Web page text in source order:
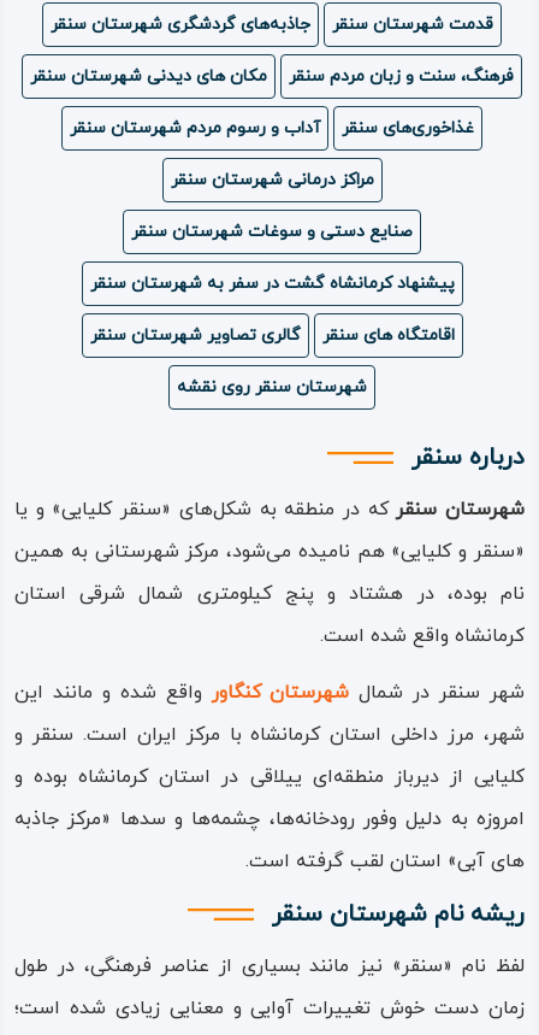
ویدئو
درباره
قدمت شهرستان سنقر جاذبه‌های گردشگری شهرستان سنقر
فرهنگ، سنت و زبان مردم سنقر مکان های دیدنی شهرستان سنقر
غذاخوری‌های سنقر آداب و رسوم مردم شهرستان سنقر
مراکز درمانی شهرستان سنقر
صنایع دستی و سوغات شهرستان سنقر
پیشنهاد کرمانشاه گشت در سفر به شهرستان سنقر
اقامتگاه های سنقر گالری تصاویر شهرستان سنقر
شهرستان سنقر روی نقشه
درباره سنقر
شهرستان سنقرکه در منطقه به شکل‌های «سنقر کلیایی» و یا
«سنقر و کلیایی» هم نامیده می‌شود، مرکز شهرستانی به همین
نام بوده، در هشتاد و پنج کیلومتری شمال شرقی استان
کرمانشاه واقع شده است.
شهر سنقر در شمال شهرستان کنگاورواقع شده و مانند این
شهر، مرز داخلی استان کرمانشاه با مرکز ایران است. سنقر و
کلیایی از دیرباز منطقه‌ای ییلاقی در استان کرمانشاه بوده و
امروزه به دلیل وفور رودخانه‌ها، چشمه‌ها و سدها «مرکز جاذبه
های آبی» استان لقب گرفته است.
ریشه نام شهرستان سنقر
لفظ نام «سنقر» نیز مانند بسیاری از عناصر فرهنگی، در طول
زمان دست‌ خوش تغییرات آوایی و معنایی زیادی شده است؛